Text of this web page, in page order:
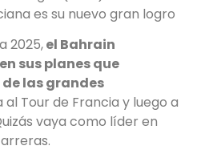
es su nuevo gran logro
2025,el Bahrain
sus planes que
las grandes
Tour de Francia y luego a
vaya como líder en